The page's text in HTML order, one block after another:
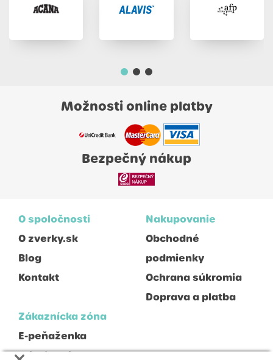
Možnosti online platby
Bezpečný nákup
O spoločnosti
O zverky.sk
Blog
Kontakt
Nakupovanie
Obchodné
podmienky
Ochrana súkromia
Doprava a platba
Zákaznícka zóna
E-peňaženka
Prihlásenie